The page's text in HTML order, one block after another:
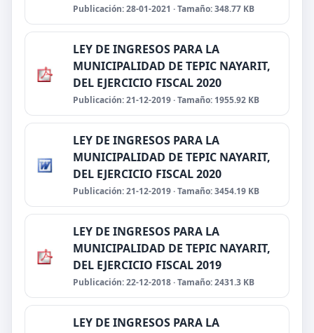
Publicación: 28-01-2021 · Tamaño: 348.77 KB
LEY DE INGRESOS PARA LA
MUNICIPALIDAD DE TEPIC NAYARIT,
DEL EJERCICIO FISCAL 2020
Publicación: 21-12-2019 · Tamaño: 1955.92 KB
LEY DE INGRESOS PARA LA
MUNICIPALIDAD DE TEPIC NAYARIT,
DEL EJERCICIO FISCAL 2020
Publicación: 21-12-2019 · Tamaño: 3454.19 KB
LEY DE INGRESOS PARA LA
MUNICIPALIDAD DE TEPIC NAYARIT,
DEL EJERCICIO FISCAL 2019
Publicación: 22-12-2018 · Tamaño: 2431.3 KB
LEY DE INGRESOS PARA LA